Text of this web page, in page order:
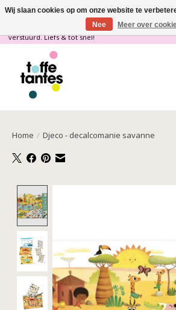
Wij gaan op vakantie! vanaf 4 juli t/m 21 juli worden
verstuurd. Liefs & tot snel!
Home / Djeco - decalcomanie savanne
Wij slaan cookies op om onze website te
Nee
Meer over